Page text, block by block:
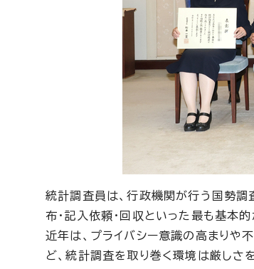
統計調査員は、行政機関が行う国勢
布・記入依頼・回収といった最も基本
近年は、プライバシー意識の高まりや
ど、統計調査を取り巻く環境は厳しさ